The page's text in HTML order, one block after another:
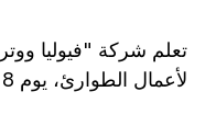
تعلم شركة "فيوليا
لأعمال الطوارئ، يوم 8 مايو